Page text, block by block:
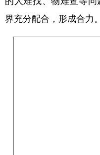
界充分配合，形成合力。